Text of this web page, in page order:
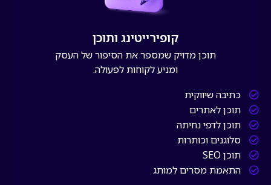
קופירייטינג ותוכן
תוכן מדויק שמספר את הסיפור של העסק
ומניע לקוחות לפעולה.
כתיבה שיווקית
תוכן לאתרים
תוכן לדפי נחיתה
סלוגנים וכותרות
תוכן SEO
התאמת מסרים למותג